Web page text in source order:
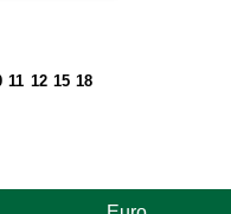
11 12 15 18